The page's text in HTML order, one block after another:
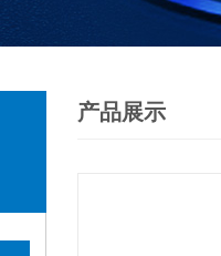
产品展示